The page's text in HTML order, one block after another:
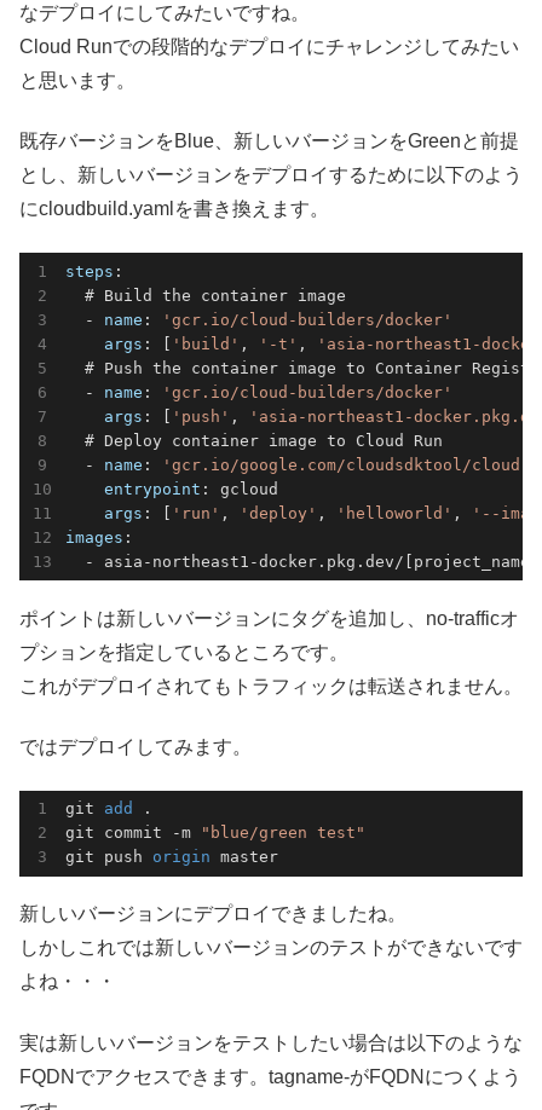
なデプロイにしてみたいですね。
Cloud Runでの段階的なデプロイにチャレンジしてみたい
と思います。
既存バージョンをBlue、新しいバージョンをGreenと前提
とし、新しいバージョンをデプロイするために以下のよう
にcloudbuild.yamlを書き換えます。
steps :
# Build the container image
- name :
'gcr.io/cloud-builders/docker'
args : [ 'build' , '-t' ,
'asia-northeast1-
# Push the container image to Container
- name :
'gcr.io/cloud-builders/docker'
args : [ 'push' ,
'asia-northeast1-
# Deploy container image to Cloud Run
- name :
'gcr.io/google.com/cloudsdktool/cloud-
entrypoint : gcloud
args : [ 'run' , 'deploy' , 'helloworld' ,
'--
images :
- asia-northeast1-docker.pkg.dev/
ポイントは新しいバージョンにタグを追加し、no-trafficオ
プションを指定しているところです。
これがデプロイされてもトラフィックは転送されません。
ではデプロイしてみます。
git add
.
git commit -m
"blue/green test"
git push origin master
新しいバージョンにデプロイできましたね。
しかしこれでは新しいバージョンのテストができないです
よね・・・
実は新しいバージョンをテストしたい場合は以下のような
FQDNでアクセスできます。tagname-がFQDNにつくよう